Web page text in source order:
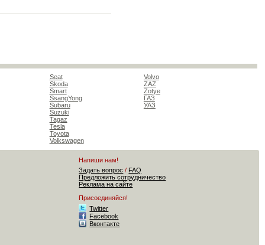
Seat
Skoda
Smart
SsangYong
Subaru
Suzuki
Tagaz
Tesla
Toyota
Volkswagen
Volvo
ZAZ
Zotye
ГАЗ
УАЗ
Напиши нам!
Задать вопрос / FAQ
Предложить сотрудничество
Реклама на сайте
Присоединяйся!
Twitter
Facebook
Вконтакте